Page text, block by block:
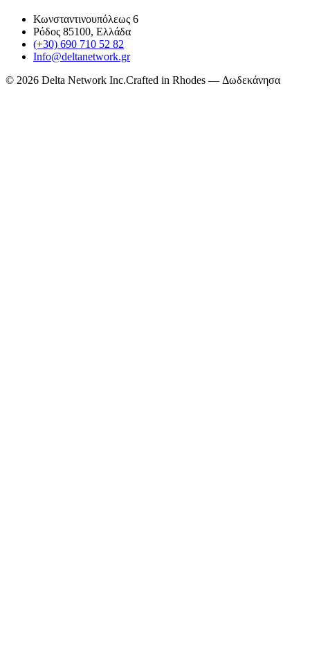
Κωνσταντινουπόλεως 6
Ρόδος 85100, Ελλάδα
(+30) 690 710 52 82
Info@deltanetwork.gr
© 2026 Delta Network Inc.Crafted in Rhodes — Δωδεκάνησα